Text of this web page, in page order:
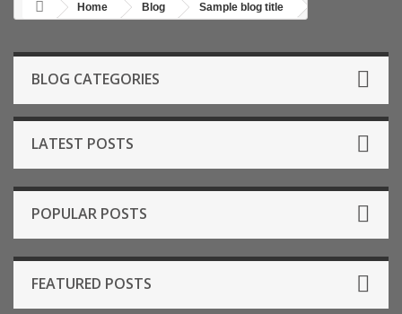
Home Blog Sample blog title
BLOG CATEGORIES
LATEST POSTS
POPULAR POSTS
FEATURED POSTS